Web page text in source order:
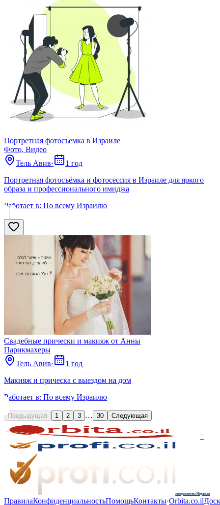
Портретная фотосъемка в Израиле
Фото, Видео
Тель Авив·
1 год
Портретная фотосъёмка и фотосессия в Израиле для яркого
образа и профессионального имиджа
Работает в: По всему Израилю
Свадебные прически и макияж от Анны
Парикмахеры
Тель Авив·
1 год
Макияж и прическа с выездом на дом
Работает в: По всему Израилю
Предыдущая 1 2 3 … 30 Следующая
+
специалисты Израиля
ПравилаКонфиденциальностьПомощьКонтакты·Orbita.co.il